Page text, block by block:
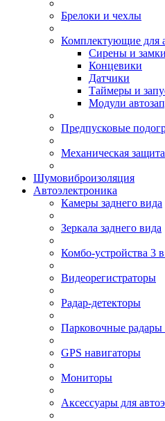
Брелоки и чехлы
Комплектующие для
Сирены и замки
Концевики
Датчики
Таймеры и
Модули
Предпусковые
Механическая защита
Шумовиброизоляция
Автоэлектроника
Камеры заднего вида
Зеркала заднего вида
Комбо-устройства 3 в
Видеорегистраторы
Радар-детекторы
Парковочные
GPS навигаторы
Мониторы
Аксессуары для